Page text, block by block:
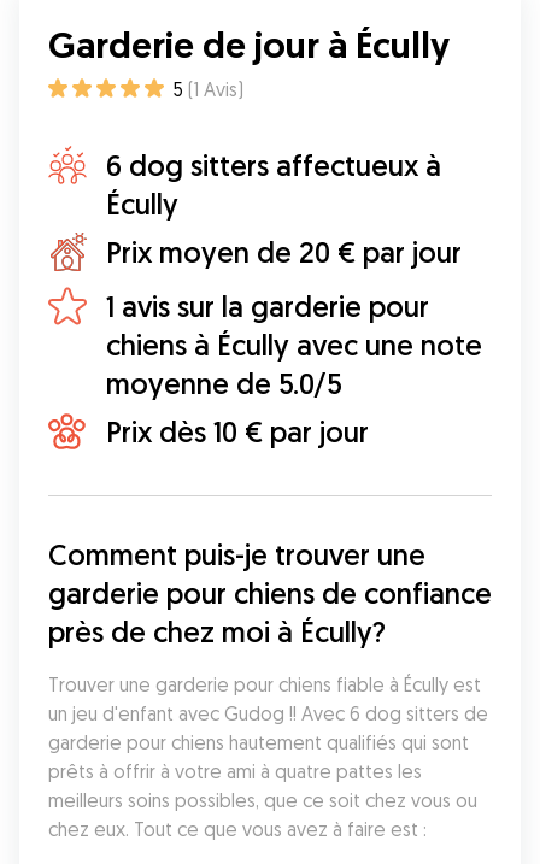
Garderie de jour à Écully
5 (1 Avis)
6 dog sitters affectueux à
Écully
Prix moyen de 20 € par jour
1 avis sur la garderie pour
chiens à Écully avec une note
moyenne de 5.0/5
Prix dès 10 € par jour
Comment puis-je trouver une
garderie pour chiens de confiance
près de chez moi à Écully?
Trouver une garderie pour chiens fiable à Écully est
un jeu d'enfant avec Gudog !! Avec 6 dog sitters de
garderie pour chiens hautement qualifiés qui sont
prêts à offrir à votre ami à quatre pattes les
meilleurs soins possibles, que ce soit chez vous ou
chez eux. Tout ce que vous avez à faire est :